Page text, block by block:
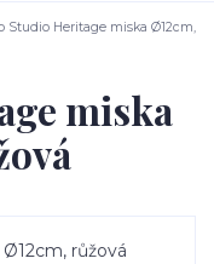
Studio Heritage miska Ø12cm,
miska